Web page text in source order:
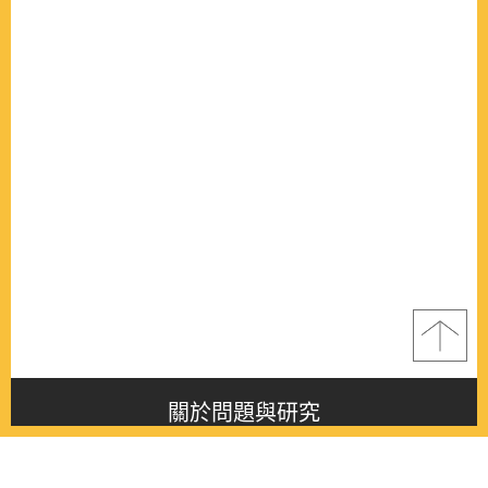
關於問題與研究
About this journal